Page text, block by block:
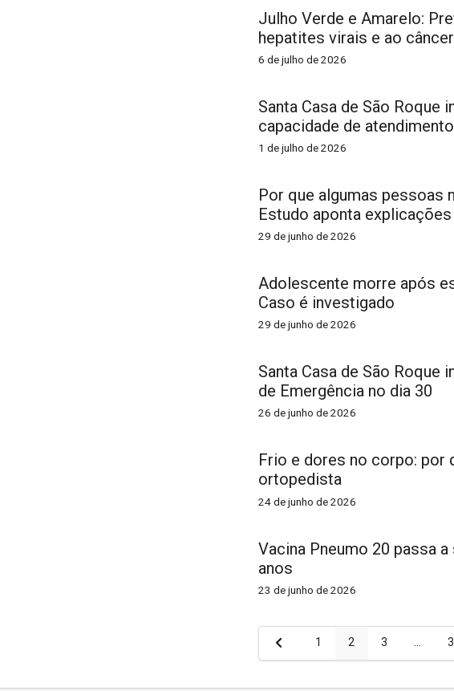
Julho Verde e Amarelo:
hepatites virais e ao
6 de julho de 2026
Santa Casa de São Roque
capacidade de atendimento
1 de julho de 2026
Por que algumas pessoas
Estudo aponta
29 de junho de 2026
Adolescente morre após
Caso é investigado
29 de junho de 2026
Santa Casa de São Roque
de Emergência no dia 30
26 de junho de 2026
Frio e dores no corpo: por
ortopedista
24 de junho de 2026
Vacina Pneumo 20 passa
anos
23 de junho de 2026
Paginação
de
1 2 3 …